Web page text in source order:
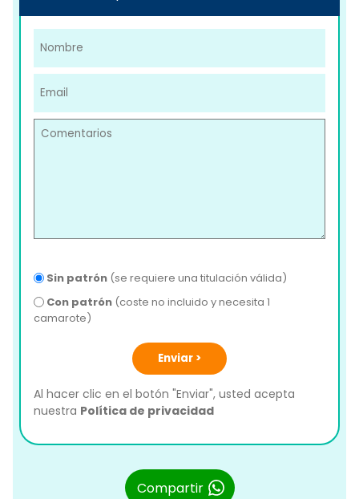
Sin patrón (se requiere una titulación válida)
Con patrón (coste no incluido y necesita 1
camarote)
Enviar >
Al hacer clic en el botón "Enviar", usted acepta
nuestra Política de privacidad
Compartir